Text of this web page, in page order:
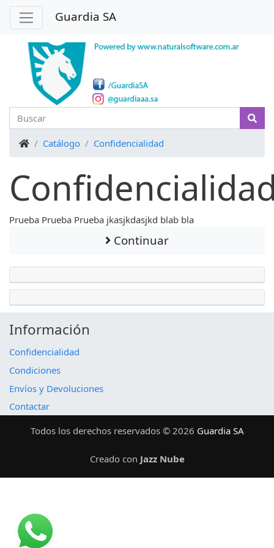
Guardia SA
InicioCatálogo Confidencialidad
Prueba Prueba Prueba jkasjkdasjkd blab bla
Continuar
Información
Confidencialidad
Condiciones
Envíos y Devoluciones
Contactar
Todos los derechos reservados © 2026 Guardia SA
Creado con Jazz Nube